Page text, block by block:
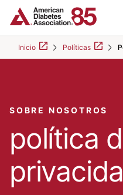
Skip to Main content
Inicio Políticas
main
content
SOBRE NOSOTROS
política